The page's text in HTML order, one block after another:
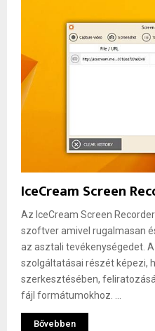
IceCream Screen
Az IceCream Screen
szoftver amivel rugalmasan
az asztali tevékenységedet.
szolgáltatásai részét képezi,
szerkesztésében,
fájl formátumokhoz. ...
Bővebben